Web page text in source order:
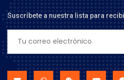
Suscríbete a nuestra lista para